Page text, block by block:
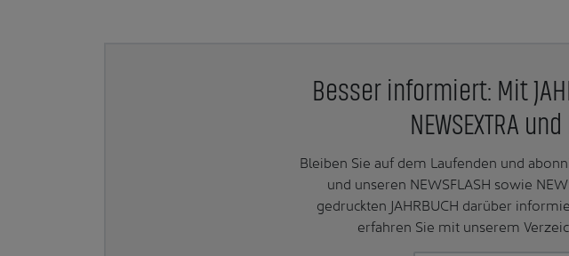
Besser informiert: Mit
NEWSEXTRA und
Bleiben Sie auf dem Laufenden und
und unseren NEWSFLASH sowie
gedruckten JAHRBUCH darüber
erfahren Sie mit unserem